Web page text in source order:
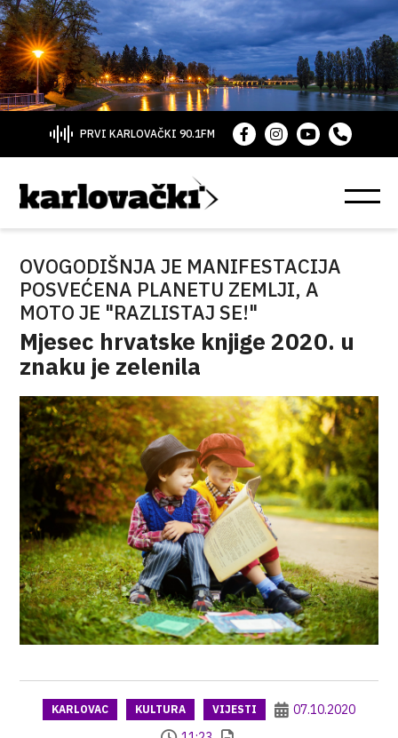
PRVI KARLOVAČKI 90.1FM
OVOGODIŠNJA JE MANIFESTACIJA
POSVEĆENA PLANETU ZEMLJI, A
MOTO JE "RAZLISTAJ SE!"
Mjesec hrvatske knjige 2020. u
znaku je zelenila
KARLOVAC KULTURA VIJESTI
07.10.2020